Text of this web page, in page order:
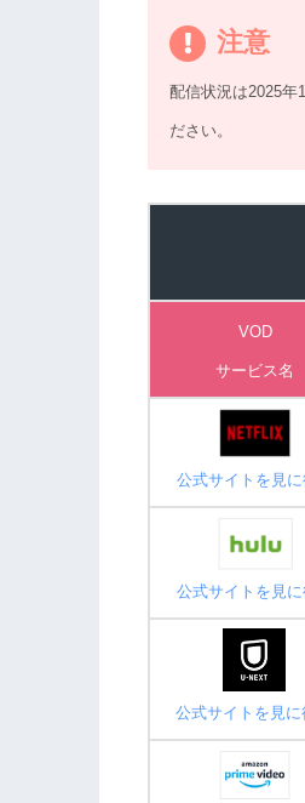
注意
配信状況は2025年
ださい。
VOD
サービス名
公式サイトを見に
公式サイトを見に
公式サイトを見に